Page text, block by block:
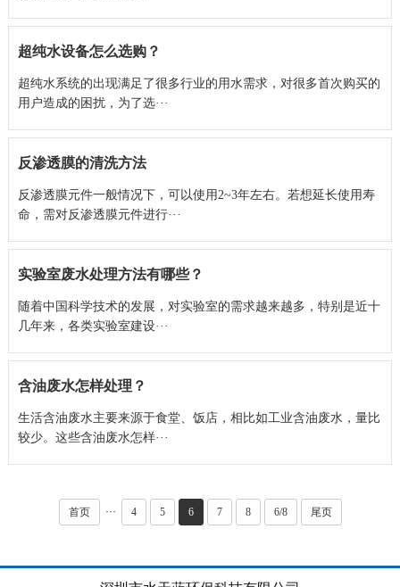
超纯水设备怎么选购？
超纯水系统的出现满足了很多行业的用水需求，对很多首次购买的
用户造成的困扰，为了选···
反渗透膜的清洗方法
反渗透膜元件一般情况下，可以使用2~3年左右。若想延长使用寿
命，需对反渗透膜元件进行···
实验室废水处理方法有哪些？
随着中国科学技术的发展，对实验室的需求越来越多，特别是近十
几年来，各类实验室建设···
含油废水怎样处理？
生活含油废水主要来源于食堂、饭店，相比如工业含油废水，量比
较少。这些含油废水怎样···
首页 ··· 4 5 6 7 8 6/8 尾页